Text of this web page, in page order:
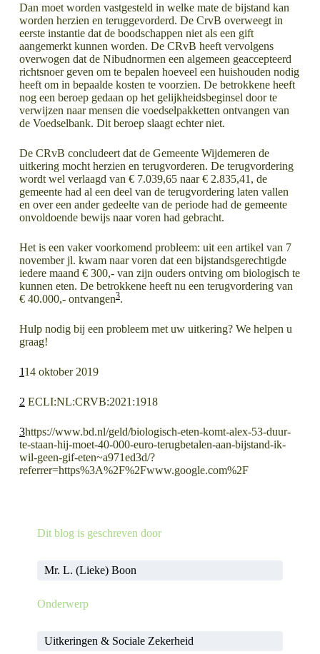
Dan moet worden vastgesteld in welke mate de bijstand kan
worden herzien en teruggevorderd. De CrvB overweegt in
eerste instantie dat de boodschappen niet als een gift
aangemerkt kunnen worden. De CRvB heeft vervolgens
overwogen dat de Nibudnormen een algemeen geaccepteerd
richtsnoer geven om te bepalen hoeveel een huishouden nodig
heeft om in bepaalde kosten te voorzien. De betrokkene heeft
nog een beroep gedaan op het gelijkheidsbeginsel door te
verwijzen naar mensen die voedselpakketten ontvangen van
de Voedselbank. Dit beroep slaagt echter niet.
De CRvB concludeert dat de Gemeente Wijdemeren de
uitkering mocht herzien en terugvorderen. De terugvordering
wordt wel verlaagd van € 7.039,65 naar € 2.835,41, de
gemeente had al een deel van de terugvordering laten vallen
en over een ander gedeelte van de periode had de gemeente
onvoldoende bewijs naar voren had gebracht.
Het is een vaker voorkomend probleem: uit een artikel van 7
november jl. kwam naar voren dat een bijstandsgerechtigde
iedere maand € 300,- van zijn ouders ontving om biologisch te
kunnen eten. De betrokkene heeft nu een terugvordering van
€ 40.000,- ontvangen3.
Hulp nodig bij een probleem met uw uitkering? We helpen u
graag!
114 oktober 2019
2 ECLI:NL:CRVB:2021:1918
3https://www.bd.nl/geld/biologisch-eten-komt-alex-53-duur-
te-staan-hij-moet-40-000-euro-terugbetalen-aan-bijstand-ik-
wil-geen-gif-eten~a971ed3d/?
referrer=https%3A%2F%2Fwww.google.com%2F
Huurkorting bedrijfsruimte tijdens coronacrisis
Dit blog is geschreven door
Mr. L. (Lieke) Boon
Onderwerp
Uitkeringen & Sociale Zekerheid